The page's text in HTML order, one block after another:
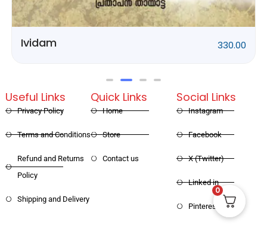
330.00
Quick Links
Useful Links
Privacy Policy
Refund and Returns
Policy
Shipping and Delivery
Social Links
Instagram
X (Twitter)
Linked in
Pinterest
0